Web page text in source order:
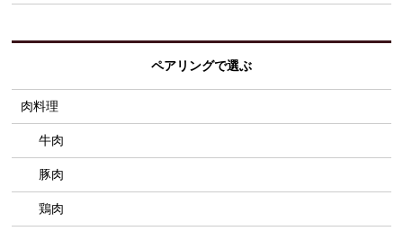
ペアリングで選ぶ
肉料理
牛肉
豚肉
鶏肉